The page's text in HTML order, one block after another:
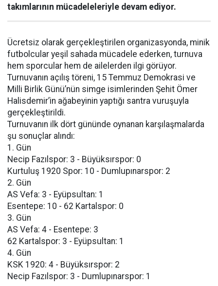
takımlarının mücadeleleriyle devam ediyor.
Ücretsiz olarak gerçekleştirilen organizasyonda, minik
futbolcular yeşil sahada mücadele ederken, turnuva
hem sporcular hem de ailelerden ilgi görüyor.
Turnuvanın açılış töreni, 15 Temmuz Demokrasi ve
Milli Birlik Günü’nün simge isimlerinden Şehit Ömer
Halisdemir’in ağabeyinin yaptığı santra vuruşuyla
gerçekleştirildi.
Turnuvanın ilk dört gününde oynanan karşılaşmalarda
şu sonuçlar alındı:
1. Gün
Necip Fazılspor: 3 - Büyüksırspor: 0
Kurtuluş 1920 Spor: 10 - Dumlupınarspor: 2
2. Gün
AS Vefa: 3 - Eyüpsultan: 1
Esentepe: 10 - 62 Kartalspor: 0
3. Gün
AS Vefa: 4 - Esentepe: 3
62 Kartalspor: 3 - Eyüpsultan: 1
4. Gün
KSK 1920: 4 - Büyüksırspor: 2
Necip Fazılspor: 3 - Dumlupınarspor: 1